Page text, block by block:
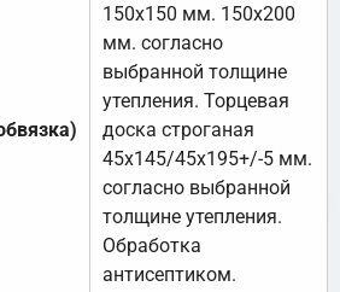
150х150 мм. 150х200
мм. согласно
выбранной толщине
утепления. Торцевая
доска строганая
45х145/45х195+/-5 мм.
согласно выбранной
толщине утепления.
Обработка
антисептиком.